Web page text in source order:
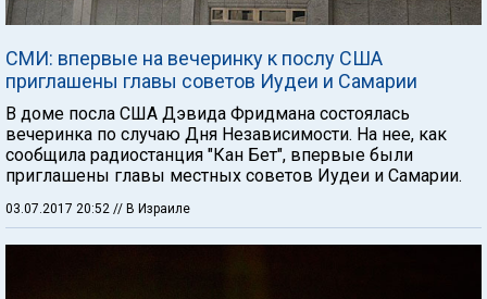
СМИ: впервые на вечеринку к послу США
приглашены главы советов Иудеи и Самарии
В доме посла США Дэвида Фридмана состоялась
вечеринка по случаю Дня Независимости. На нее, как
сообщила радиостанция "Кан Бет", впервые были
приглашены главы местных советов Иудеи и Самарии.
03.07.2017 20:52 // В Израиле